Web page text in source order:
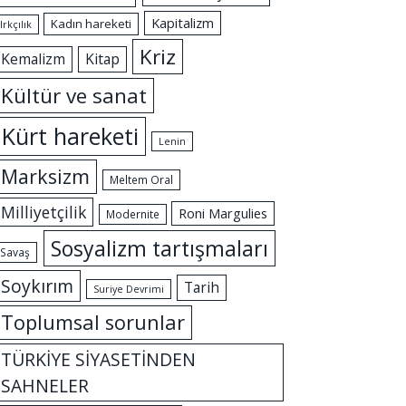
Irkçılık Kadın hareketi Kapitalizm
Kemalizm Kitap
Kriz
Kültür ve sanat
Kürt hareketi Lenin
Marksizm Meltem Oral
Milliyetçilik Modernite Roni Margulies
Savaş Sosyalizm tartışmaları
Soykırım Suriye Devrimi Tarih
Toplumsal sorunlar
TÜRKİYE SİYASETİNDEN
SAHNELER